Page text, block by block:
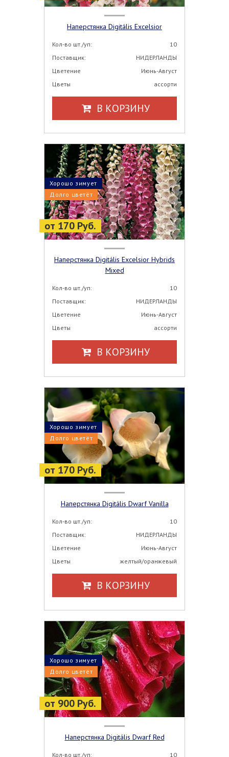
Наперстянка Digitális Excelsior
Кол-во шт./уп:
10
Поставщик:
НИДЕРЛАНДЫ
Цветение
Июнь-Август
Цветы
ассорти
В КОРЗИНУ
от 170 Руб.
Долго цветёт
Хорошо зимует
Наперстянка Digitális Excelsior Hybrids
Mixed
Кол-во шт./уп:
10
Поставщик:
НИДЕРЛАНДЫ
Цветение
Июнь-Август
Цветы
ассорти
В КОРЗИНУ
от 170 Руб.
Долго цветёт
Хорошо зимует
Наперстянка Digitális Dwarf Vanilla
Кол-во шт./уп:
10
Поставщик:
НИДЕРЛАНДЫ
Цветение
Июнь-Август
Цветы
желтый/оранжевый
В КОРЗИНУ
от 900 Руб.
Долго цветёт
Хорошо зимует
Наперстянка Digitális Dwarf Red
Кол-во шт./уп: 10